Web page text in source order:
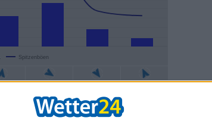
Spitzenböen
35 km/h 15 km/h